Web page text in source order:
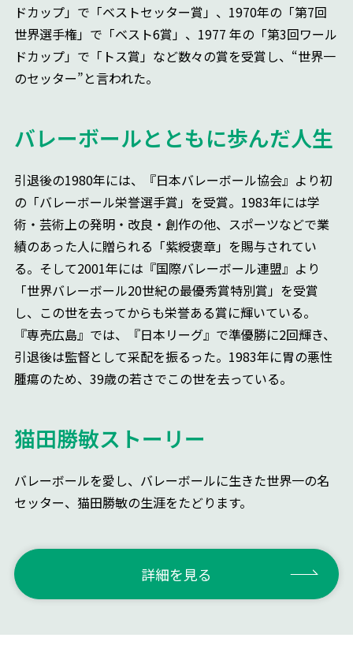
ドカップ」で「ベストセッター賞」、1970年の「第7回
世界選手権」で「ベスト6賞」、1977 年の「第3回ワール
ドカップ」で「トス賞」など数々の賞を受賞し、“世界一
のセッター”と言われた。
バレーボールとともに歩んだ人生
引退後の1980年には、『日本バレーボール協会』より初
の「バレーボール栄誉選手賞」を受賞。1983年には学
術・芸術上の発明・改良・創作の他、スポーツなどで業
績のあった人に贈られる「紫綬褒章」を賜与されてい
る。そして2001年には『国際バレーボール連盟』より
「世界バレーボール20世紀の最優秀賞特別賞」を受賞
し、この世を去ってからも栄誉ある賞に輝いている。
『専売広島』では、『日本リーグ』で準優勝に2回輝き、
引退後は監督として采配を振るった。1983年に胃の悪性
腫瘍のため、39歳の若さでこの世を去っている。
猫田勝敏ストーリー
バレーボールを愛し、バレーボールに生きた世界一の名
セッター、猫田勝敏の生涯をたどります。
詳細を見る